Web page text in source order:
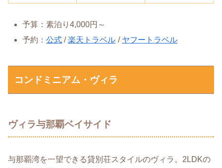
予算：素泊り4,000円～
予約：公式 /楽天トラベル / ヤフートラベル
コンドミニアム・ヴィラ
ヴィラ与那覇ベイサイド
与那覇湾を一望できる貸別荘スタイルのヴィラ。2LDKの